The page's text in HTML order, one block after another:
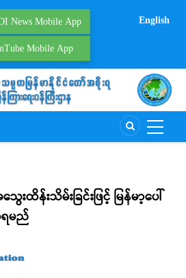
News Mobile App
Mobile App
English
ထိန်းသိမ်းခြင်းဖြင့် မြန်မာ့ပေါ်
မည်